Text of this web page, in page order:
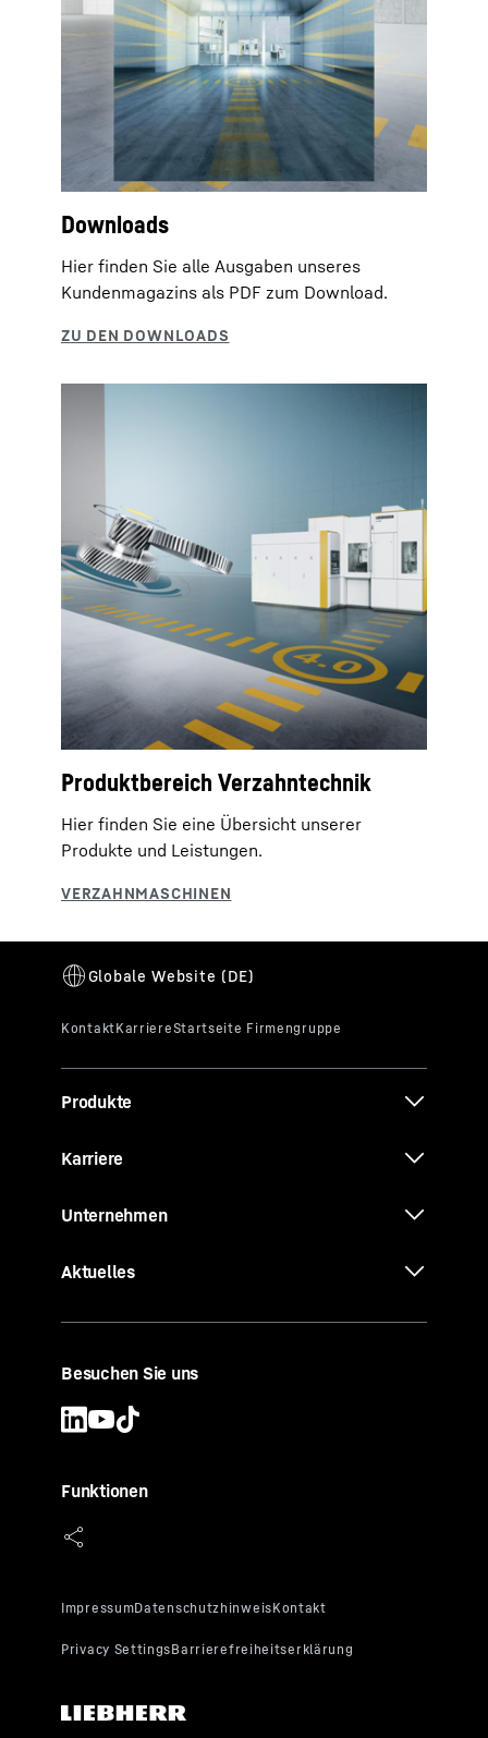
Downloads
Hier finden Sie alle Ausgaben unseres
Kundenmagazins als PDF zum Download.
Produktbereich Verzahntechnik
Hier finden Sie eine Übersicht unserer
Produkte und Leistungen.
Produkte
Karriere
Unternehmen
Aktuelles
Besuchen Sie uns
Funktionen